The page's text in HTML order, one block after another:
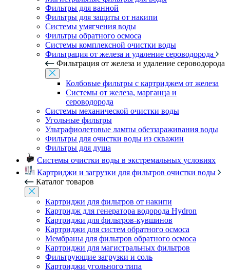
Фильтры для ванной
Фильтры для защиты от накипи
Системы умягчения воды
Фильтры обратного осмоса
Системы комплексной очистки воды
Фильтрация от железа и удаление сероводорода
Фильтрация от железа и удаление сероводорода
Колбовые фильтры с картриджем от железа
Системы от железа, марганца и
сероводорода
Системы механической очистки воды
Угольные фильтры
Ультрафиолетовые лампы обеззараживания воды
Фильтры для очистки воды из скважин
Фильтры для душа
Системы очистки воды в экстремальных условиях
Картриджи и загрузки для фильтров очистки воды
Каталог товаров
Картриджи для фильтров от накипи
Картридж для генератора водорода Hydron
Картриджи для фильтров-кувшинов
Картриджи для систем обратного осмоса
Мембраны для фильтров обратного осмоса
Картриджи для магистральных фильтров
Фильтрующие загрузки и соль
Картриджи угольного типа